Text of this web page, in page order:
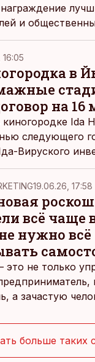
и
в
на 16
Ida
следующего
Вируского
Теэт Куусмик и
компании
в
строительстве.
19.06.26, 17:58
всё чаще
нужно всё
это не только
а зачастую
встречами и
и даже в
больше таких